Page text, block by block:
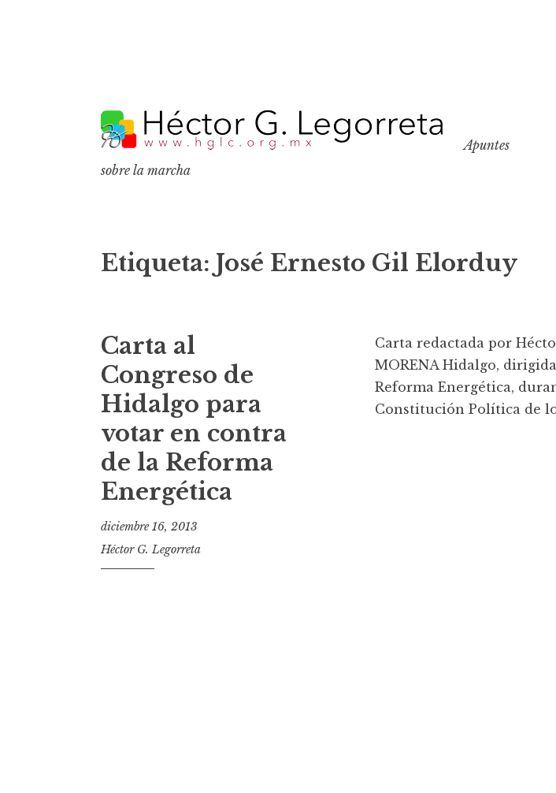
k
i
p
o
n
n
t
Apuntes
sobre la marcha
Etiqueta: José Ernesto Gil Elorduy
Carta al
Congreso de
Hidalgo para
votar en contra
de la Reforma
Energética
diciembre 16, 2013
Héctor G. Legorreta
Carta redactada por
MORENA Hidalgo,
Reforma Energética,
Constitución Política de